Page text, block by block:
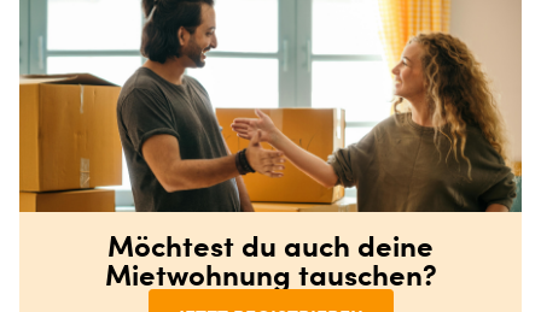
Möchtest du auch deine
Mietwohnung tauschen?